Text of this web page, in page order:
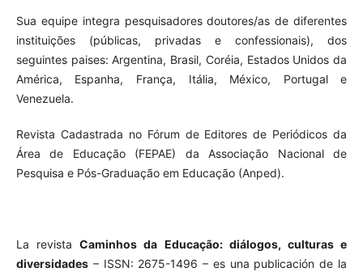
Sua equipe integra pesquisadores doutores/as de diferentes
instituições (públicas, privadas e confessionais), dos
seguintes paises: Argentina, Brasil, Coréia, Estados Unidos da
América, Espanha, França, Itália, México, Portugal e
Venezuela.
Revista Cadastrada no Fórum de Editores de Periódicos da
Área de Educação (FEPAE) da Associação Nacional de
Pesquisa e Pós-Graduação em Educação (Anped).
La revistaCaminhos da Educação: diálogos, culturas e
diversidades– ISSN: 2675-1496 – es una publicación de la